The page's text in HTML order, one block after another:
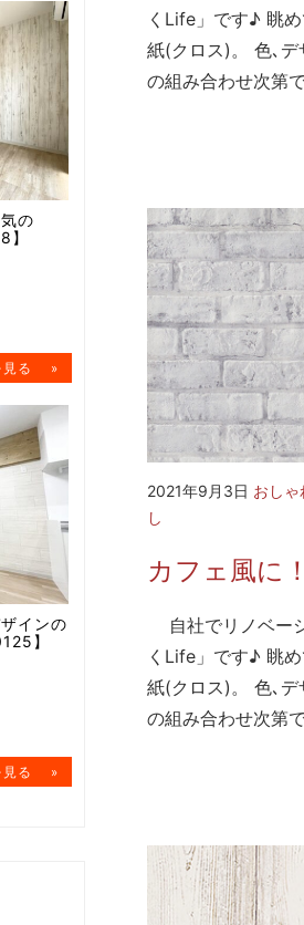
くLife」です♪ 眺
紙(クロス)。 色､デ
の組み合わせ次第
2021年9月3日 おしゃ
し
カフェ風に
自社でリノベー
くLife」です♪ 眺
紙(クロス)。 色､デ
の組み合わせ次第
の
インの
】